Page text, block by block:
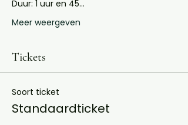
Duur: 1 uur en 45…
Meer weergeven
Tickets
Soort ticket
Standaardticket